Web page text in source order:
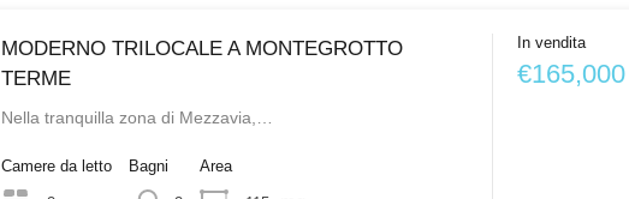
MODERNO TRILOCALE A MONTEGROTTO
TERME
Nella tranquilla zona di Mezzavia,…
Camere da letto Bagni Area
In vendita
€165,000